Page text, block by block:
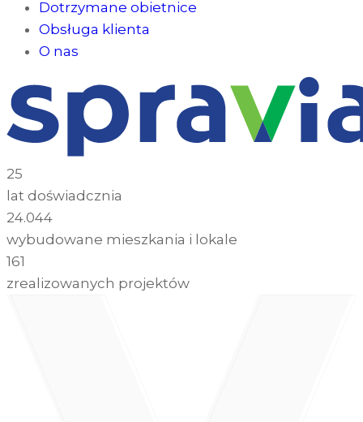
Dotrzymane obietnice
Obsługa klienta
O nas
25
lat doświadcznia
24.044
wybudowane mieszkania i lokale
161
zrealizowanych projektów